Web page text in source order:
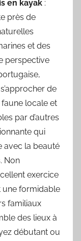
en kayak :
près de
et des
perspective
de
faune locale et
par d’autres
qui
avec la beauté
Non
exercice
une formidable
familiaux
des lieux à
débutant ou